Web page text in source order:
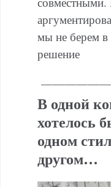
мы не берем в
решение
В одной
хотелось
одном
другом…